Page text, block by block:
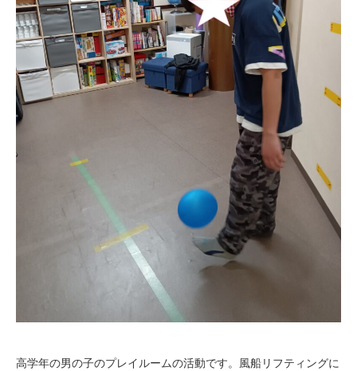
高学年の男の子のプレイルームの活動です。風船リフティングに